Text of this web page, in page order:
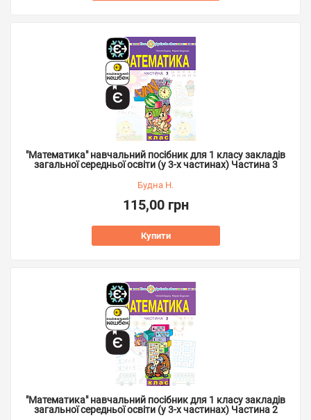
"Математика" навчальний посібник для 1 класу закладів
загальної середньої освіти (у 3-х частинах) Частина 3
Будна Н.
115,00 грн
Купити
"Математика" навчальний посібник для 1 класу закладів
загальної середньої освіти (у 3-х частинах) Частина 2